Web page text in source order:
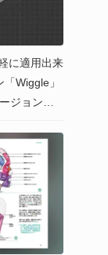
に適用出来
Wiggle」
ジョン！